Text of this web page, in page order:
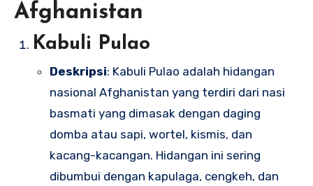
Afghanistan
Kabuli Pulao
Deskripsi: Kabuli Pulao adalah hidangan
nasional Afghanistan yang terdiri dari nasi
basmati yang dimasak dengan daging
domba atau sapi, wortel, kismis, dan
kacang-kacangan. Hidangan ini sering
dibumbui dengan kapulaga, cengkeh, dan